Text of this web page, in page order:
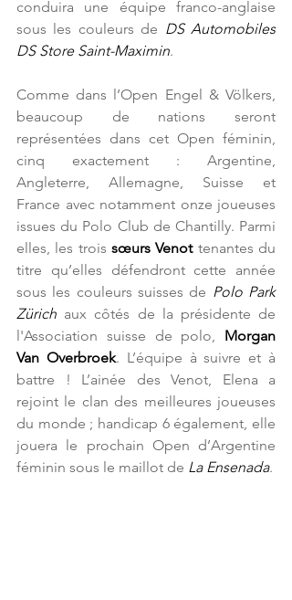
conduira une équipe franco-anglaise
sous les couleurs de DS Automobiles
DS Store Saint-Maximin.
Comme dans l’Open Engel & Völkers,
beaucoup de nations seront
représentées dans cet Open féminin,
cinq exactement : Argentine,
Angleterre, Allemagne, Suisse et
France avec notamment onze joueuses
issues du Polo Club de Chantilly. Parmi
elles, les trois sœurs Venot tenantes du
titre qu’elles défendront cette année
sous les couleurs suisses de Polo Park
Zürich aux côtés de la présidente de
l'Association suisse de polo, Morgan
Van Overbroek. L’équipe à suivre et à
battre ! L’ainée des Venot, Elena a
rejoint le clan des meilleures joueuses
du monde ; handicap 6 également, elle
jouera le prochain Open d’Argentine
féminin sous le maillot de La Ensenada.